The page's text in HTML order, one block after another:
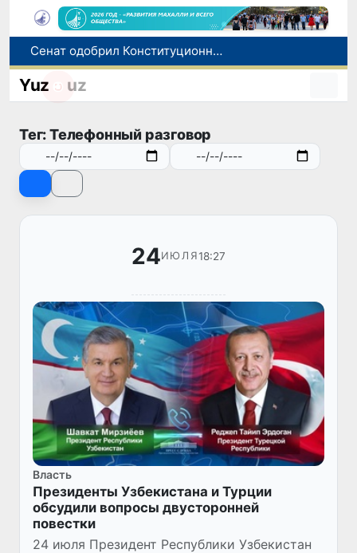
В Ташкенте задержали подозреваемых в распространении крупной партии наркотиков
В Узбекистане упростят назначение пенсий по инвалидности
Сенат одобрил Конституционный закон о правовом статусе Администрации Президента Республики Узбекистан
Yuz uz
Тег: Телефонный разговор
24ИЮЛЯ18:27
Власть
Президенты Узбекистана и Турции
обсудили вопросы двусторонней
повестки
24 июля Президент Республики Узбекистан